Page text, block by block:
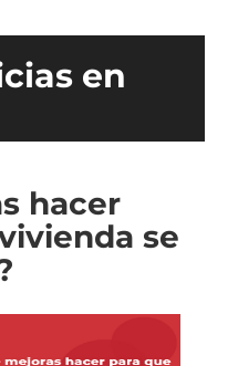
en
hacer
se